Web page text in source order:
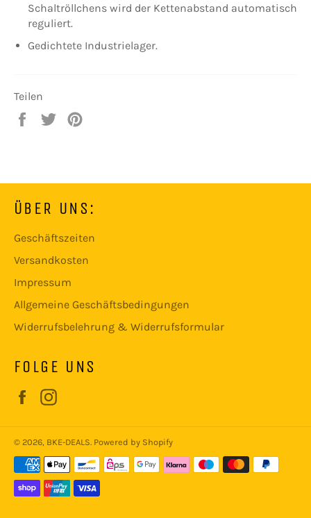
Schaltröllchens wird der Kettenabstand automatisch
reguliert.
Gedichtete Industrielager.
Teilen
Auf
Auf
ÜBER UNS:
Geschäftszeiten
Versandkosten
Impressum
Allgemeine Geschäftsbedingungen
Widerrufsbelehrung & Widerrufsformular
FOLGE UNS
Facebook
© 2026, BKE-DEALS. Powered by Shopify
Zahlungsmethoden